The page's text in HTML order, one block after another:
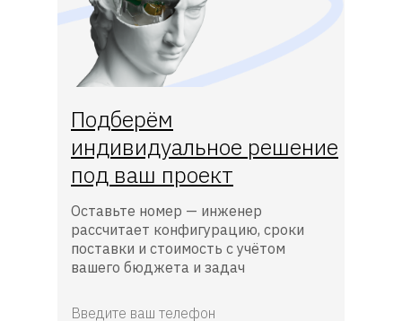
Оставьте номер — инженер
рассчитает конфигурацию, сроки
поставки и стоимость с учётом
вашего бюджета и задач
Подберём
индивидуальное решение
под ваш проект